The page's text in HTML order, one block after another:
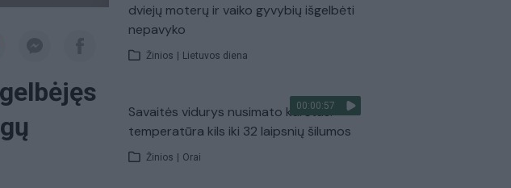
dviejų moterų ir vaiko gyvybių išgelbėti
nepavyko
Žinios Lietuvos diena
00:00:57
Savaitės vidurys nusimato karštas:
temperatūra kils iki 32 laipsnių šilumos
Žinios Orai